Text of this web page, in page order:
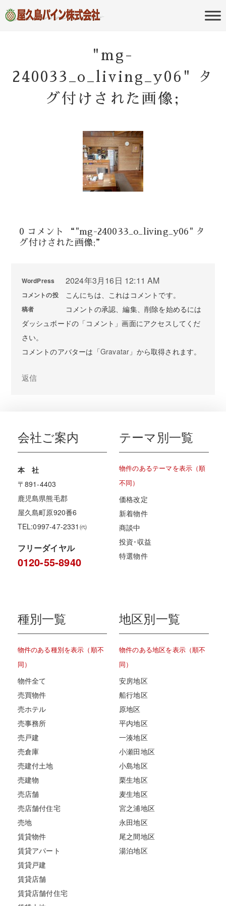
屋久島パイン
株式会社
のポータルサイト
"mg-
240033_o_living_y06" タ
グ付けされた画像;
0 コメント “"mg-240033_o_living_y06" タ
グ付けされた画像;”
WordPress
コメントの投
稿者
2024年3月16日 12:11 AM
こんにちは、これはコメントです。
コメントの承認、編集、削除を始めるには
ダッシュボードの「コメント」画面にアクセスしてくだ
さい。
コメントのアバターは「Gravatar 」から取得されます。
返信
会社ご案内
本 社
〒891-4403
鹿児島県熊毛郡
屋久島町原920番6
TEL:0997-47-2331㈹
フリーダイヤル
0120-55-8940
テーマ別一覧
物件のあるテーマを表示（順
不同）
価格改定
新着物件
商談中
投資･収益
特選物件
種別一覧
物件のある種別を表示（順不
同）
物件全て
売買物件
売ホテル
売事務所
売戸建
売倉庫
売建付土地
売建物
売店舗
売店舗付住宅
売地
賃貸物件
賃貸アパート
賃貸戸建
賃貸店舗
賃貸店舗付住宅
地区別一覧
物件のある地区を表示（順不
同）
安房地区
船行地区
原地区
平内地区
一湊地区
小瀬田地区
小島地区
栗生地区
麦生地区
宮之浦地区
永田地区
尾之間地区
湯泊地区